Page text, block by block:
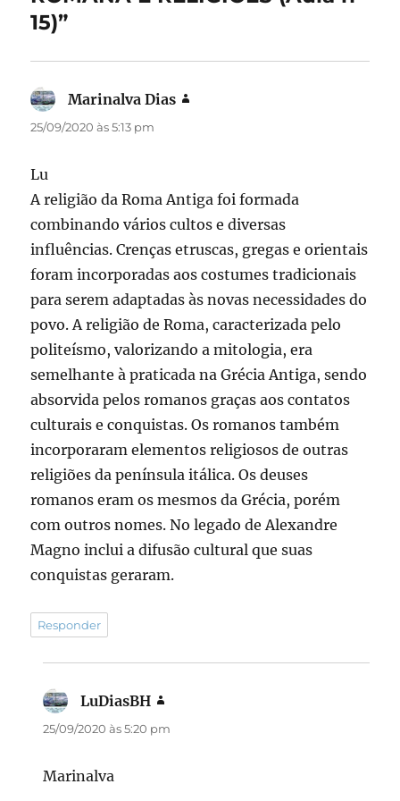
k
15)”
Marinalva Dias
25/09/2020 às 5:13 pm
Lu
A religião da Roma Antiga foi formada
combinando vários cultos e diversas
influências. Crenças etruscas, gregas e orientais
foram incorporadas aos costumes tradicionais
para serem adaptadas às novas necessidades do
povo. A religião de Roma, caracterizada pelo
politeísmo, valorizando a mitologia, era
semelhante à praticada na Grécia Antiga, sendo
absorvida pelos romanos graças aos contatos
culturais e conquistas. Os romanos também
incorporaram elementos religiosos de outras
religiões da península itálica. Os deuses
romanos eram os mesmos da Grécia, porém
com outros nomes. No legado de Alexandre
Magno inclui a difusão cultural que suas
conquistas geraram.
Responder
LuDiasBH
25/09/2020 às 5:20 pm
Marinalva